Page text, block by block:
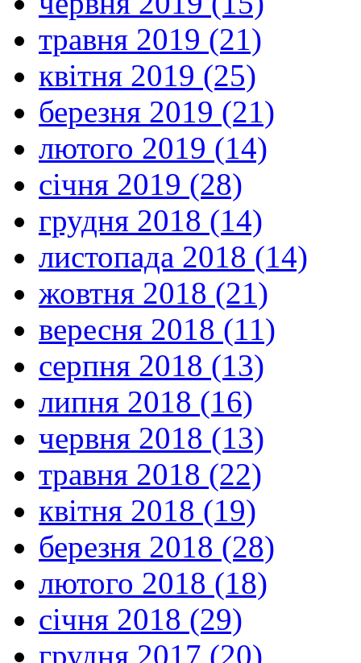
травня 2019 (21)
квітня 2019 (25)
березня 2019 (21)
лютого 2019 (14)
січня 2019 (28)
грудня 2018 (14)
листопада 2018 (14)
жовтня 2018 (21)
вересня 2018 (11)
серпня 2018 (13)
липня 2018 (16)
червня 2018 (13)
травня 2018 (22)
квітня 2018 (19)
березня 2018 (28)
лютого 2018 (18)
січня 2018 (29)
грудня 2017 (20)